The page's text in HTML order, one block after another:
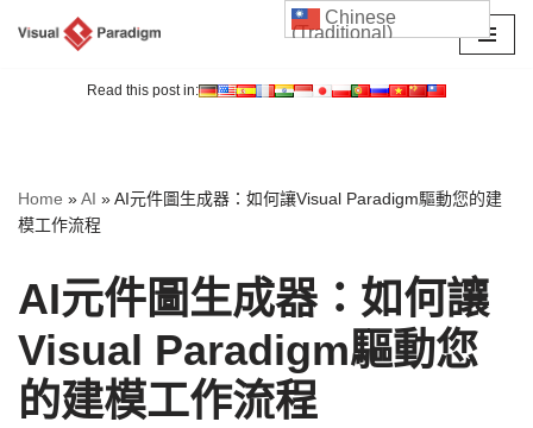
Read this post in:
Home »AI »AI元件圖生成器：如何讓Visual Paradigm驅動您的建
模工作流程
AI元件圖生成器：如何讓
Visual Paradigm驅動您
的建模工作流程
Chinese
(Traditional)